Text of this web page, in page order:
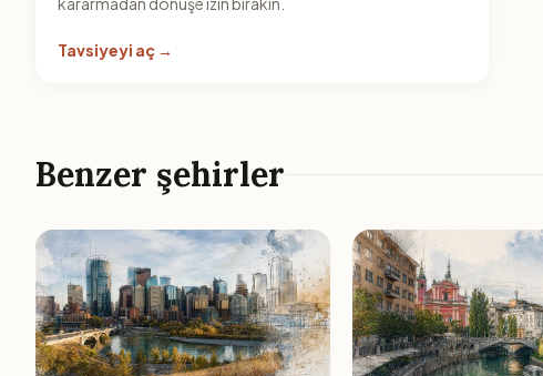
Tavsiyeyi aç →
Benzer şehirler